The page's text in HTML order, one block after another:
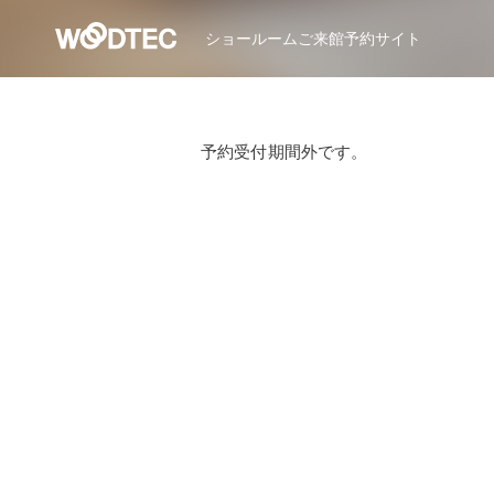
ショールーム ご来館予約サイト
予約受付期間外です。